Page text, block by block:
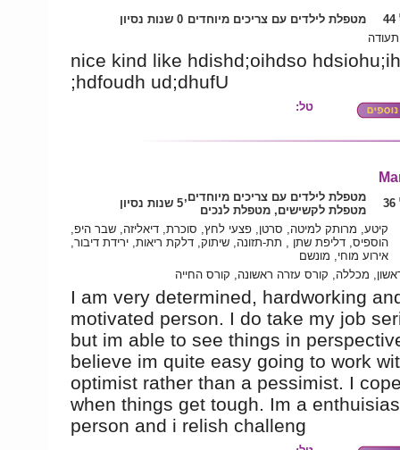
מטפלת לילדים עם צריכים מיוחדים 0 שנות נסיון
תעודה
nice kind like hdishd;oihdso
;hdfoudh ud;dhufU
טל:
מטפלת לילדים עם צריכים מיוחדים,
מטפלת לקשישים, מטפלת לנכים
5 שנות נסיון
קיטע, מרותק למיטה, סרטן, פצעי לחץ, סוכרת, דיאליזה, שבר היפ,
הוספיס, דליפת שתן , תת-תזונה, שיתוק, דלקת ריאות, ירידת דיבור,
אירוע מוחי, מונשם
מכללה, קורס עזרה ראשונה, קורס החייה
I am very determined, hardworking
motivated person. I do take my job
but im able to see things in
believe im quite easy going to work
optimist rather than a pessimist. I
when things get tough. Im a
person and i relish challeng